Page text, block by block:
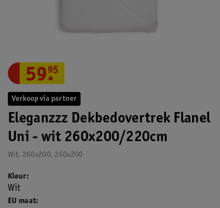
Verkoop via partner
Eleganzzz Dekbedovertrek Flanel
Uni - wit 260x200/220cm
Wit, 260x200, 260x200
59.
95
EU maat
Kleur
Wit